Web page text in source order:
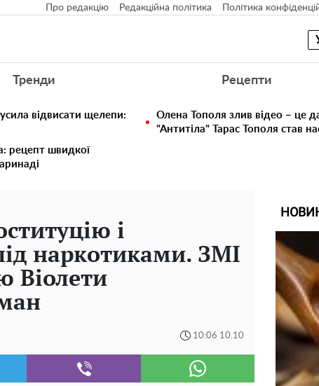
Про редакцію Редакційна політика Політика
Тренди Рецепти
відвисати щелепи:
Олена Тополя злив відео – це
"Антитіла" Тарас Тополя став
рецепт швидкої
і
наркотиками. ЗМІ
Віолети
10:06 10.10